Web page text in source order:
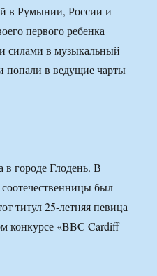
в Румынии, России и
первого ребенка
силами в музыкальный
попали в ведущие чарты
в городе Глодень. В
был
титул 25-летняя певица
конкурсе «BBC Cardiff